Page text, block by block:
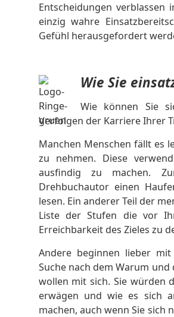
Entscheidungen verblassen
einzig wahre
Gefühl herausgefordert
Wie Sie
Wie können Sie
Verfolgen der Karriere Ihrer
Manchen Menschen fällt es
zu nehmen. Diese
ausfindig zu machen.
Drehbuchautor einen
lesen. Ein anderer Teil der
Liste der Stufen die vor
Erreichbarkeit des Zieles zu
Andere beginnen lieber
Suche nach dem Warum
wollen mit sich. Sie würden
erwägen und wie es sich
machen, auch wenn Sie sich